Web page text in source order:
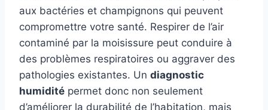
aux bactéries et champignons qui peuvent
compromettre votre santé. Respirer de l’air
contaminé par la moisissure peut conduire à
des problèmes respiratoires ou aggraver des
pathologies existantes. Un diagnostic
humidité permet donc non seulement
d’améliorer la durabilité de l’habitation, mais